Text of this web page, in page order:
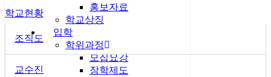
홍보자료
학교상징
입학
학위과정
모집요강
장학제도
학교현황
조직도
교수진